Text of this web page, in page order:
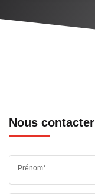
Nous contacter
Prénom*